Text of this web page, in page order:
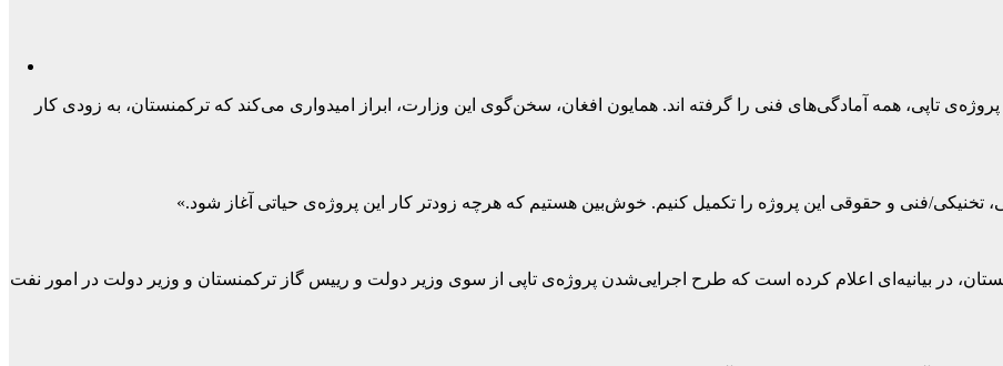
تاپی، همه آمادگی‌های فنی را گرفته اند. همایون افغان، سخن‌گوی این وزارت، ابراز امیدواری می‌کند که ترکمنستان، به زودی کار
تخنیکی/فنی و حقوقی این پروژه را تکمیل کنیم. خوش‌بین هستیم که هرچه زودتر کار این پروژه‌ی حیاتی آغاز شود.»
شریف، نخست‌وزیر پاکستان، در بیانیه‌ای اعلام کرده است که طرح اجرایی‌شدن پروژه‌ی تاپی از سوی وزیر دولت و رییس گاز ترکمنستان و وزیر دولت در امور نفت